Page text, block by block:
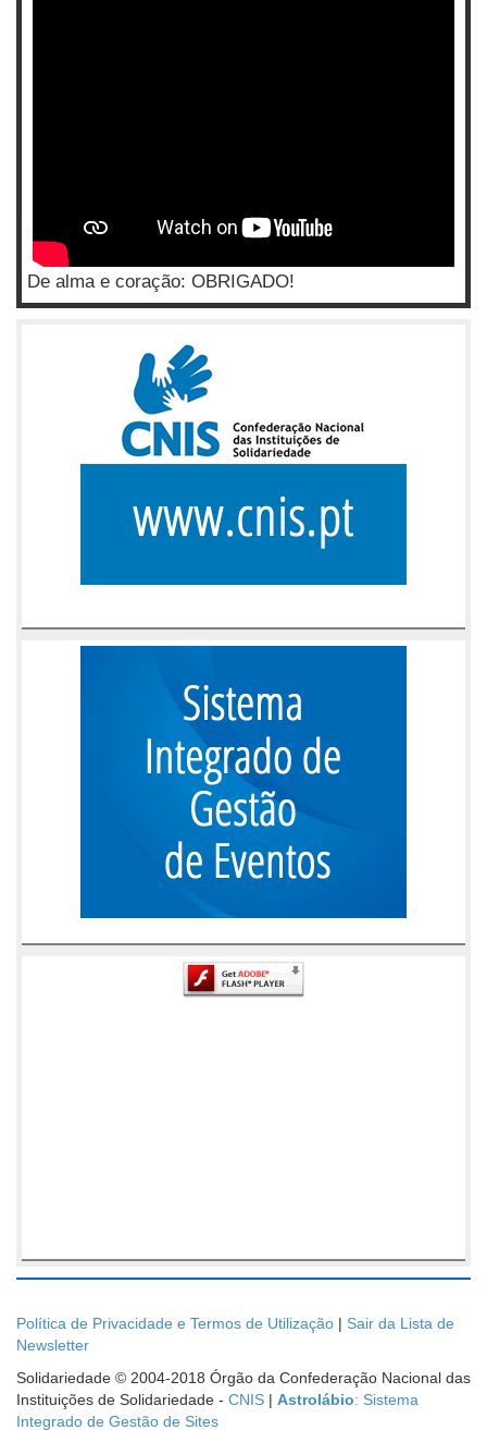
De alma e coração: OBRIGADO!
Política de Privacidade e Termos de Utilização | Sair da Lista de
Newsletter
Solidariedade © 2004-2018 Órgão da Confederação Nacional das
Instituições de Solidariedade - CNIS | Astrolábio: Sistema
Integrado de Gestão de Sites